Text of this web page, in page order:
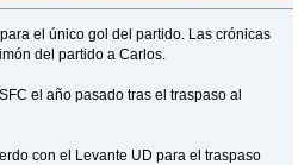
el único gol del partido. Las crónicas
del partido a Carlos.
el año pasado tras el traspaso al
con el Levante UD para el traspaso